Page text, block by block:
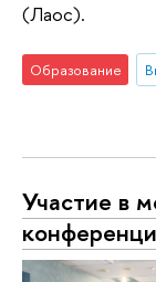
(Лаос).
Образование
Участие в